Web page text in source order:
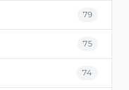
79
75
74